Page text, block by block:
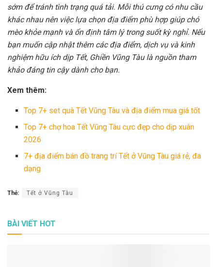
sớm để tránh tình trạng quá tải. Mỗi thú cưng có nhu cầu
khác nhau nên việc lựa chọn địa điểm phù hợp giúp chó
mèo khỏe mạnh và ổn định tâm lý trong suốt kỳ nghỉ. Nếu
bạn muốn cập nhật thêm các địa điểm, dịch vụ và kinh
nghiệm hữu ích dịp Tết, Ghiền Vũng Tàu là nguồn tham
khảo đáng tin cậy dành cho bạn.
Xem thêm:
Top 7+ set quà Tết Vũng Tàu và địa điểm mua giá tốt
Top 7+ chợ hoa Tết Vũng Tàu cực đẹp cho dịp xuân
2026
7+ địa điểm bán đồ trang trí Tết ở Vũng Tàu giá rẻ, đa
dạng
Thẻ: Tết ở Vũng Tàu
BÀI VIẾT HOT